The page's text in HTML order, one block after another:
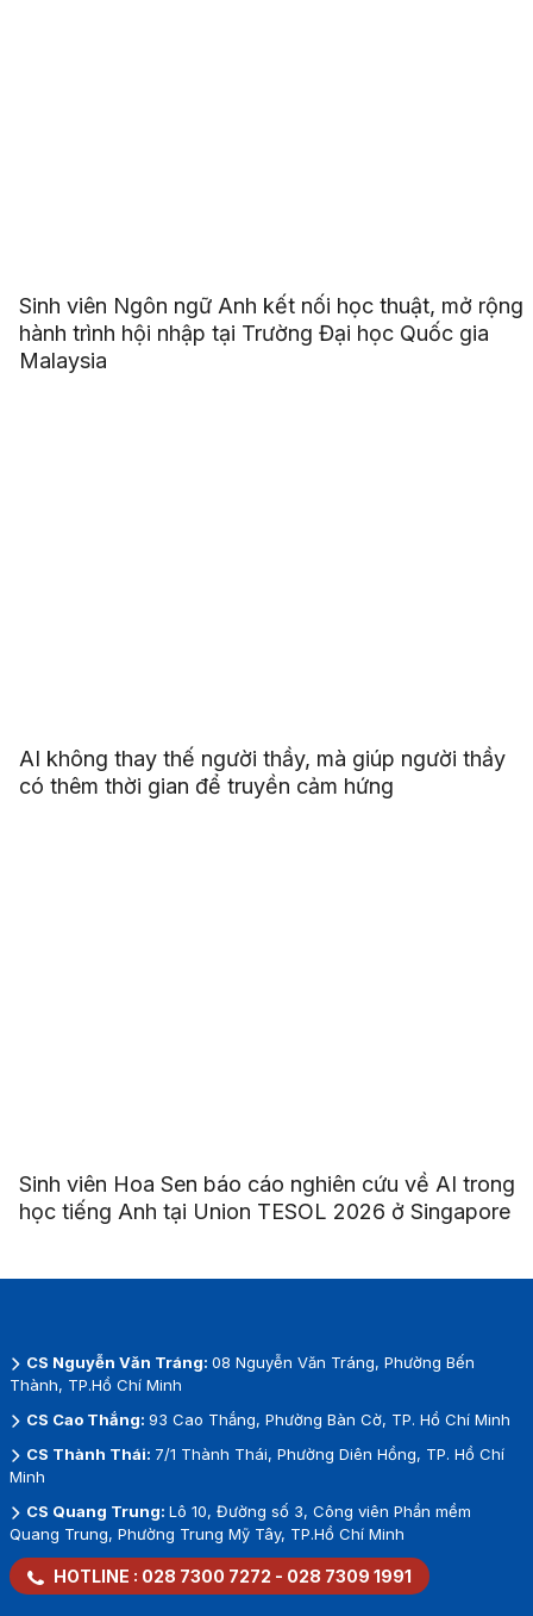
Sinh viên Ngôn ngữ Anh kết nối học thuật, mở rộng
hành trình hội nhập tại Trường Đại học Quốc gia
Malaysia
AI không thay thế người thầy, mà giúp người thầy
có thêm thời gian để truyền cảm hứng
Sinh viên Hoa Sen báo cáo nghiên cứu về AI trong
học tiếng Anh tại Union TESOL 2026 ở Singapore
CS Nguyễn Văn Tráng: 08 Nguyễn Văn Tráng, Phường Bến
Thành, TP.Hồ Chí Minh
CS Cao Thắng: 93 Cao Thắng, Phường Bàn Cờ, TP. Hồ Chí Minh
CS Thành Thái: 7/1 Thành Thái, Phường Diên Hồng, TP. Hồ Chí
Minh
CS Quang Trung: Lô 10, Đường số 3, Công viên Phần mềm
Quang Trung, Phường Trung Mỹ Tây, TP.Hồ Chí Minh
HOTLINE : 028 7300 7272 - 028 7309 1991